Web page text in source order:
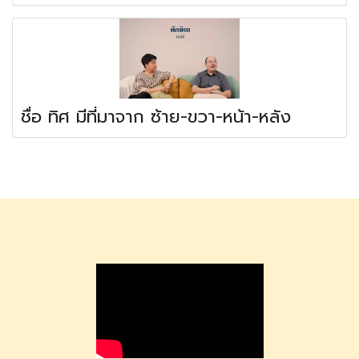
ชื่อ ทิศ มีที่มาจาก ซ้าย-ขวา-หน้า-หลัง